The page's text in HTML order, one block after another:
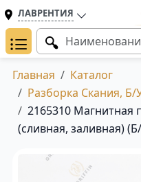
ЛАВРЕНТИЯ
Главная
Каталог
Разборка Скания, Б/
2165310 Магнитная
(сливная, заливная)